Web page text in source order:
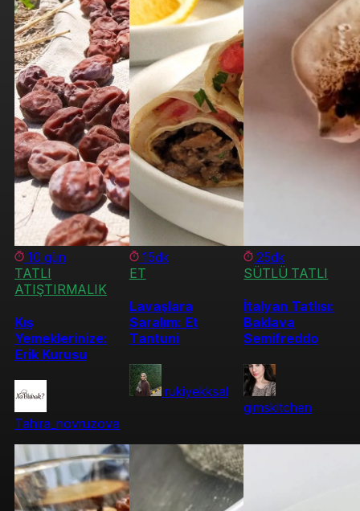
10 gün
TATLI
ATIŞTIRMALIK
Kış
Yemeklerinize:
Erik Kurusu
Tahira_novruzova
15dk
ET
Lavaşlara
Saralım: Et
Tantuni
rukiyekksal
25dk
SÜTLÜ TATLI
İtalyan Tatlısı:
Baklava
Semifreddo
gimskitchen